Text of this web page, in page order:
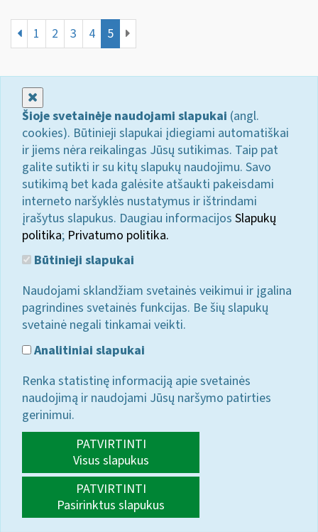
1 2 3 4 5
Šioje svetainėje naudojami slapukai (angl.
cookies). Būtinieji slapukai įdiegiami automatiškai
ir jiems nėra reikalingas Jūsų sutikimas. Taip pat
galite sutikti ir su kitų slapukų naudojimu. Savo
sutikimą bet kada galėsite atšaukti pakeisdami
interneto naršyklės nustatymus ir ištrindami
įrašytus slapukus. Daugiau informacijos Slapukų
politika; Privatumo politika.
Būtinieji slapukai
Naudojami sklandžiam svetainės veikimui ir įgalina
pagrindines svetainės funkcijas. Be šių slapukų
svetainė negali tinkamai veikti.
Analitiniai slapukai
Renka statistinę informaciją apie svetainės
naudojimą ir naudojami Jūsų naršymo patirties
gerinimui.
PATVIRTINTI
Visus slapukus
PATVIRTINTI
Pasirinktus slapukus